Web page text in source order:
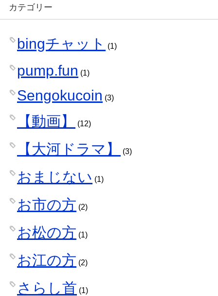
カテゴリー
bingチャット (1)
pump.fun (1)
Sengokucoin (3)
【動画】 (12)
【大河ドラマ】 (3)
おまじない (1)
お市の方 (2)
お松の方 (1)
お江の方 (2)
さらし首 (1)